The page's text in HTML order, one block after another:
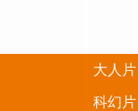
大人片
科幻片